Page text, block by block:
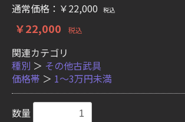
通常価格：￥22,000 税込
￥22,000 税込
関連カテゴリ
種別 ＞ その他古武具
価格帯 ＞ 1〜3万円未満
数量